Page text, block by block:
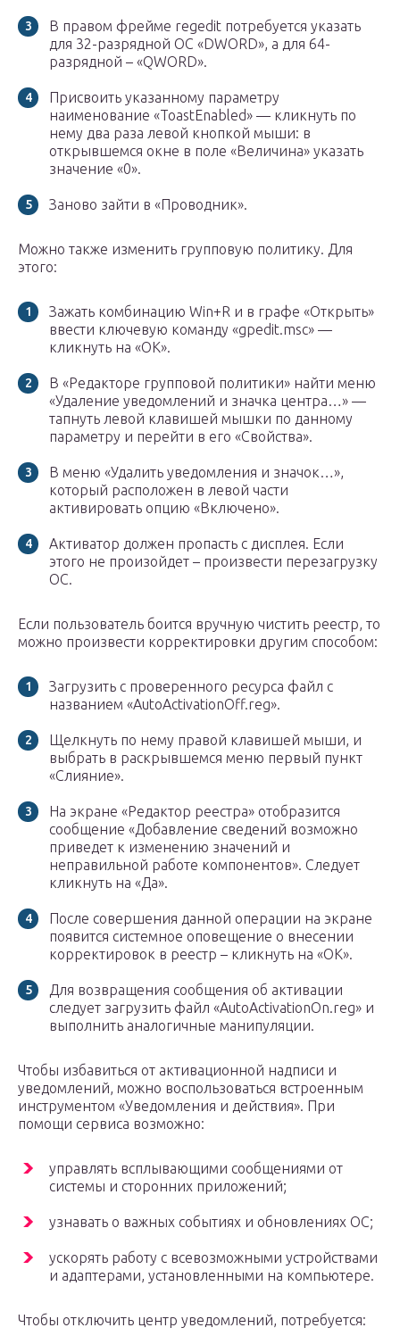
В правом фрейме regedit потребуется указать
для 32-разрядной ОС «DWORD», а для 64-
разрядной – «QWORD».
Присвоить указанному параметру
наименование «ToastEnabled» — кликнуть по
нему два раза левой кнопкой мыши: в
открывшемся окне в поле «Величина» указать
значение «0».
Заново зайти в «Проводник».
Можно также изменить групповую политику. Для
этого:
Зажать комбинацию Win+R и в графе «Открыть»
ввести ключевую команду «gpedit.msc» —
кликнуть на «ОК».
В «Редакторе групповой политики» найти меню
«Удаление уведомлений и значка центра…» —
тапнуть левой клавишей мышки по данному
параметру и перейти в его «Свойства».
В меню «Удалить уведомления и значок…»,
который расположен в левой части
активировать опцию «Включено».
Активатор должен пропасть с дисплея. Если
этого не произойдет – произвести перезагрузку
ОС.
Если пользователь боится вручную чистить реестр, то
можно произвести корректировки другим способом:
Загрузить с проверенного ресурса файл с
названием «AutoActivationOff.reg».
Щелкнуть по нему правой клавишей мыши, и
выбрать в раскрывшемся меню первый пункт
«Слияние».
На экране «Редактор реестра» отобразится
сообщение «Добавление сведений возможно
приведет к изменению значений и
неправильной работе компонентов». Следует
кликнуть на «Да».
После совершения данной операции на экране
появится системное оповещение о внесении
корректировок в реестр – кликнуть на «ОК».
Для возвращения сообщения об активации
следует загрузить файл «AutoActivationOn.reg» и
выполнить аналогичные манипуляции.
Чтобы избавиться от активационной надписи и
уведомлений, можно воспользоваться встроенным
инструментом «Уведомления и действия». При
помощи сервиса возможно:
управлять всплывающими сообщениями от
системы и сторонних приложений;
узнавать о важных событиях и обновлениях ОС;
ускорять работу с всевозможными устройствами
и адаптерами, установленными на компьютере.
Чтобы отключить центр уведомлений, потребуется: